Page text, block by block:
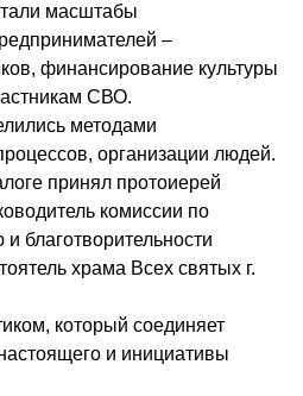
масштабы
–
финансирование культуры
СВО.
методами
организации людей.
принял протоиерей
комиссии по
благотворительности
храма Всех святых г.
который соединяет
и инициативы